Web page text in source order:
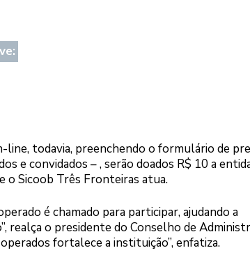
todavia, preenchendo o formulário de
e convidados – , serão doados R$ 10 a
o Sicoob Três Fronteiras atua.
é chamado para participar, ajudando a
realça o presidente do Conselho de
fortalece a instituição”, enfatiza.